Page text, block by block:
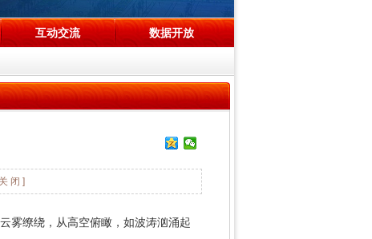
互动交流 数据开放
闭 ]
雾缭绕，从高空俯瞰，如波涛汹涌起